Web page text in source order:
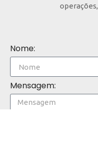
Nome:
Mensagem: